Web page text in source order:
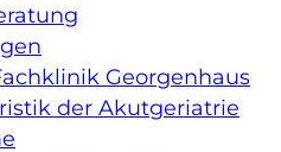
Georgenhaus
der Akutgeriatrie